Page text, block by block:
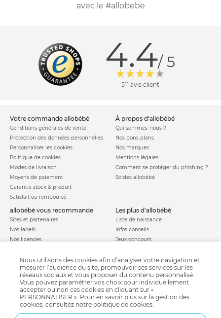
avec le #allobebe
4.4/ 5
511 avis client
votre commande allobébé
Conditions générales de vente
Protection des données personnelles
Personnaliser les cookies
Politique de cookies
Modes de livraison
Moyens de paiement
Garantie stock & produit
Satisfait ou remboursé
à propos d'allobébé
Qui sommes-nous ?
Nos bons plans
Nos marques
Mentions légales
Comment se protéger du phishing ?
Soldes allobébé
allobébé vous recommande
Sites et partenaires
Nos labels
Nos licences
les plus d'allobébé
Liste de naissance
Infos conseils
Jeux concours
Parrainage
Paiement sécurisé
Charte qualité
Nous utilisons des cookies afin d’analyser votre navigation et
mesurer l’audience du site, promouvoir ses services sur les
réseaux sociaux et vous proposer du contenu personnalisé.
Vous pouvez paramétrer vos choix pour individuellement
accepter ou non ces cookies en cliquant sur «
PERSONNALISER ». Pour en savoir plus sur la gestion des
cookies, consultez notre politique de cookies.